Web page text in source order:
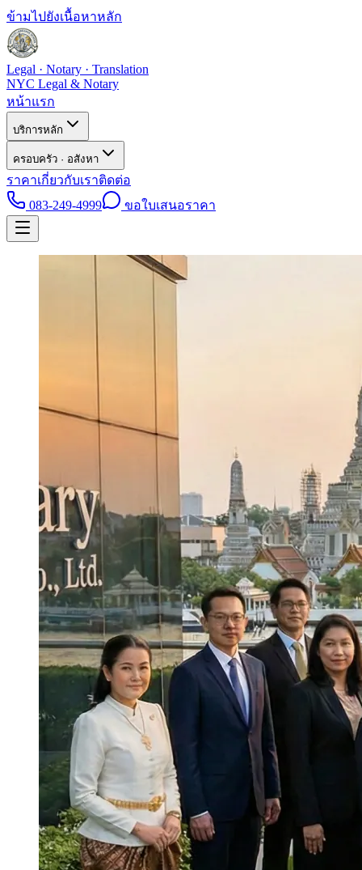
ข้ามไปยังเนื้อหาหลัก
Legal · Notary · Translation
NYC Legal & Notary
หน้าแรก
บริการหลัก
ครอบครัว · อสังหา
ราคาเกี่ยวกับเราติดต่อ
083-249-4999
ขอใบเสนอราคา